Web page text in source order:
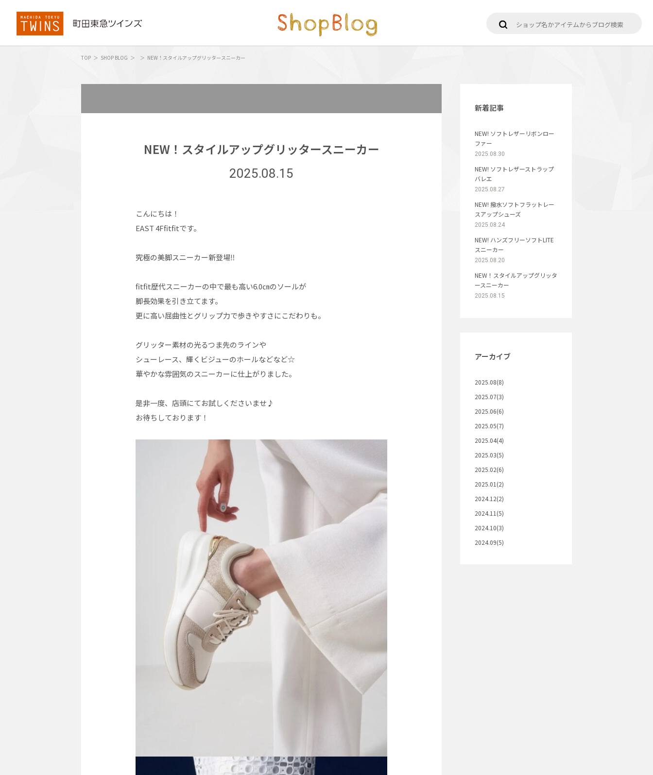
TOP SHOP BLOG NEW！スタイルアップグリッタースニーカー
NEW！スタイルアップグリッタースニーカー
2025.08.15
こんにちは！
EAST 4Ffitfitです。
究極の美脚スニーカー新登場‼️
fitfit歴代スニーカーの中で最も高い6.0㎝のソールが
脚長効果を引き立てます。
更に高い屈曲性とグリップ力で歩きやすさにこだわりも。
グリッター素材の光るつま先のラインや
シューレース、輝くビジューのホールなどなど☆
華やかな雰囲気のスニーカーに仕上がりました。
是非一度、店頭にてお試しくださいませ♪
お待ちしております！
新着記事
NEW! ソフトレザーリボンロー
ファー
2025.08.30
NEW! ソフトレザーストラップ
バレエ
2025.08.27
NEW! 撥水ソフトフラットレー
スアップシューズ
2025.08.24
NEW! ハンズフリーソフトLITE
スニーカー
2025.08.20
NEW！スタイルアップグリッタ
ースニーカー
2025.08.15
アーカイブ
2025.08(8)
2025.07(3)
2025.06(6)
2025.05(7)
2025.04(4)
2025.03(5)
2025.02(6)
2025.01(2)
2024.12(2)
2024.11(5)
2024.10(3)
2024.09(5)